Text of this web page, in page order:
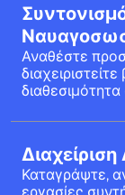
Αναθέστε
Καταγράψτε,
εργασίες